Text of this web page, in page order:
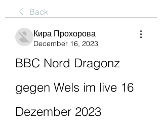
Back
Кира Прохорова
December 16, 2023
BBC Nord Dragonz
gegen Wels im live 16
Dezember 2023